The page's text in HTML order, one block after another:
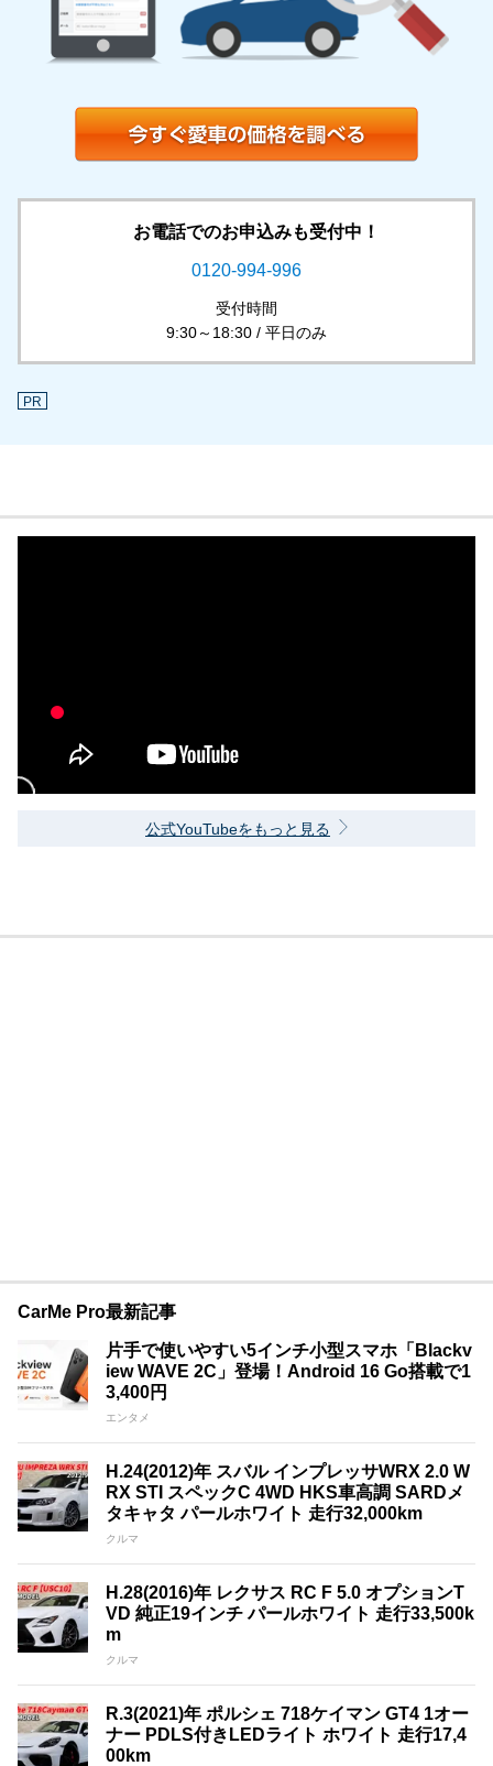
お電話でのお申込みも受付中！
0120-994-996
受付時間
9:30～18:30 / 平日のみ
PR
公式YouTubeをもっと見る
CarMe Pro最新記事
片手で使いやすい5インチ小型スマホ「Blackv
iew WAVE 2C」登場！Android 16 Go搭載で1
3,400円
エンタメ
H.24(2012)年 スバル インプレッサWRX 2.0 W
RX STI スペックC 4WD HKS車高調 SARDメ
タキャタ パールホワイト 走行32,000km
クルマ
H.28(2016)年 レクサス RC F 5.0 オプションT
VD 純正19インチ パールホワイト 走行33,500k
m
クルマ
R.3(2021)年 ポルシェ 718ケイマン GT4 1オー
ナー PDLS付きLEDライト ホワイト 走行17,4
00km